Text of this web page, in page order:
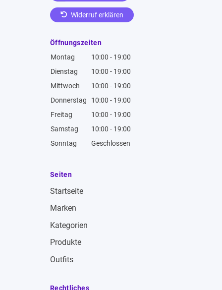
Widerruf erklären
Öffnungszeiten
Montag
10:00 - 19:00
Dienstag
10:00 - 19:00
Mittwoch
10:00 - 19:00
Donnerstag
10:00 - 19:00
Freitag
10:00 - 19:00
Samstag
10:00 - 19:00
Sonntag
Geschlossen
Seiten
Startseite
Marken
Kategorien
Produkte
Outfits
Rechtliches